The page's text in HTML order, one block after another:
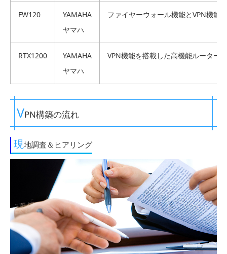
FW120
YAMAHA
ヤマハ
ファイヤーウォール機能とVPN機能
RTX1200
YAMAHA
ヤマハ
VPN機能を搭載した高機能ルーター
VPN構築の流れ
現地調査＆ヒアリング